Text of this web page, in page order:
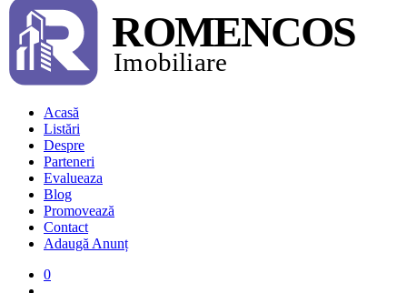
Acasă
Listări
Despre
Parteneri
Evalueaza
Blog
Promovează
Contact
Adaugă Anunț
0